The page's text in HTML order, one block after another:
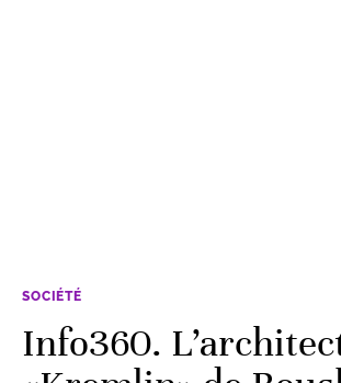
SOCIÉTÉ
Info360.